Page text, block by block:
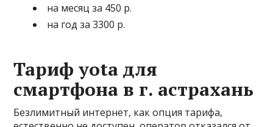
на месяц за 450 р.
на год за3300 р.
Тариф yota для
смартфона в г. астрахань
Безлимитный интернет, как опция тарифа,